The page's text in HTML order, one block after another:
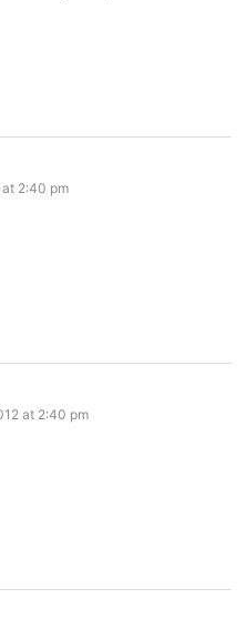
2:40 pm
at 2:40 pm